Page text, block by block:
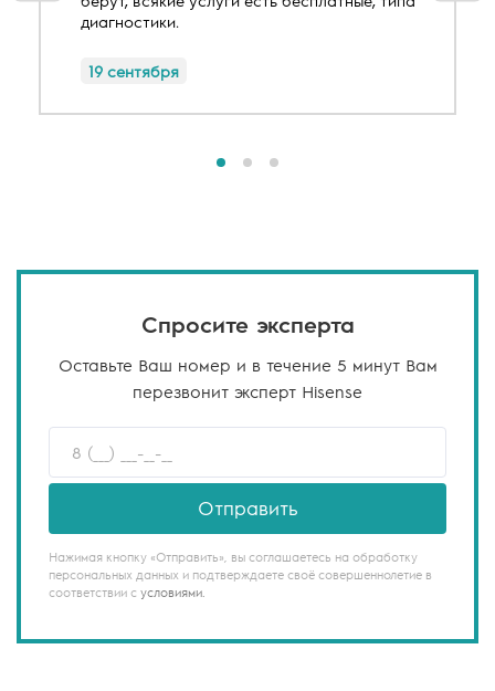
диагностики.
19 сентября
Спросите эксперта
Оставьте Ваш номер и в течение 5 минут Вам
перезвонит эксперт Hisense
Отправить
Нажимая кнопку «Отправить», вы соглашаетесь на обработку
персональных данных и подтверждаете своё совершеннолетие в
соответствии с условиями.